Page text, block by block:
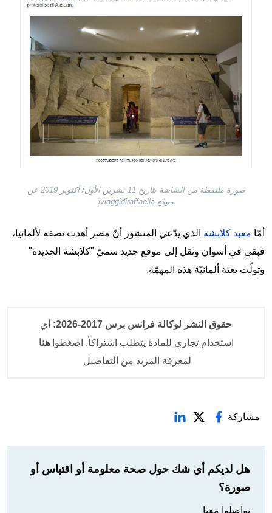
صورة ملتقطة من الشاشة بتاريخ 11 تشرين الأول/ أكتوبر 2019 عن
موقع iviaggidiraffaella
أمّا معبد كلابشة الذي يدّعي المنشور أنّ مصر أهدت نصفه لألمانيا،
فبقي في أسوان ونقل إلى موقع جديد سميّ "كلابشة الجديدة"
وتولّت بعثة ألمانيّة هذه المهمّة.
حقوق النشر لوكالة فرانس برس 2017-2026:
أي
استخدام تجاري للمادة يتطلب اشتراكاً. اضغطواهنا
لمعرفة المزيد من التفاصيل
مشاركة
هل لديكم أي شك حول صحة معلومة أو اقتباس أو
صورة؟
تواصلوا معنا